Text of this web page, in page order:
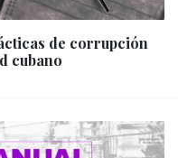
de corrupción
cubano